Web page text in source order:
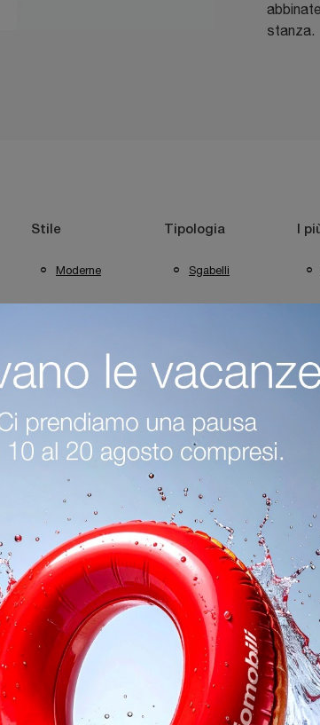
stanza.
Stile
Moderne
Tipologia
Sgabelli
I
Sedie Veneta Cucine Mantova Sedie
Richiedi